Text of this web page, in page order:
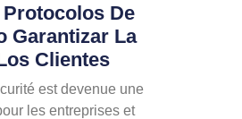
De
Garantizar La
Clientes
est devenue une
les entreprises et